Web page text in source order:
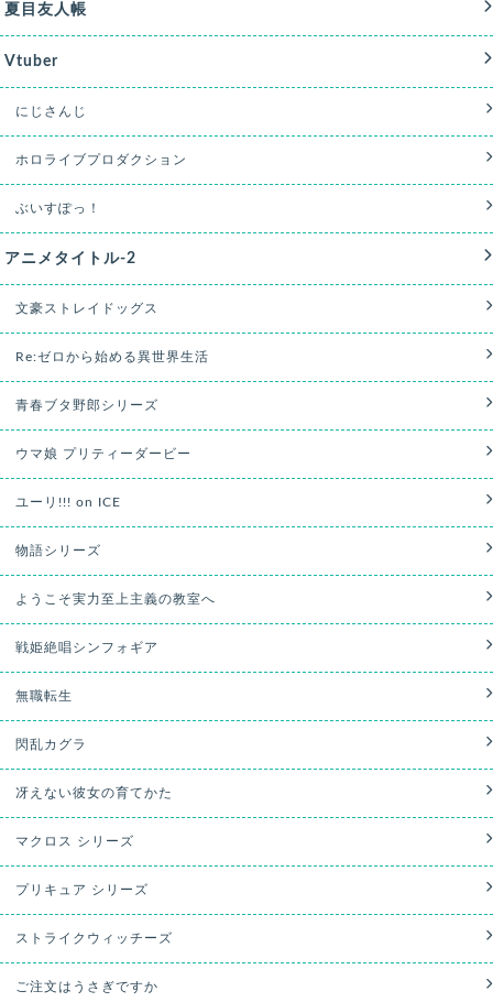
夏目友人帳
Vtuber
にじさんじ
ホロライブプロダクション
ぶいすぽっ！
アニメタイトル-2
文豪ストレイドッグス
Re:ゼロから始める異世界生活
青春ブタ野郎シリーズ
ウマ娘 プリティーダービー
ユーリ!!! on ICE
物語シリーズ
ようこそ実力至上主義の教室へ
戦姫絶唱シンフォギア
無職転生
閃乱カグラ
冴えない彼女の育てかた
マクロス シリーズ
プリキュア シリーズ
ストライクウィッチーズ
ご注文はうさぎですか